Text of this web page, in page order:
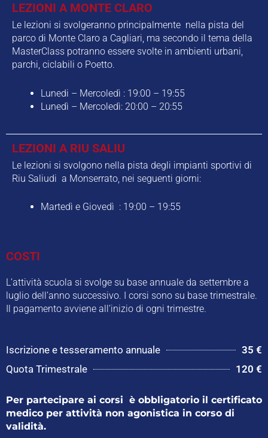
LEZIONI A MONTE CLARO
Le lezioni si svolgeranno principalmente nella pista del
parco di Monte Claro a Cagliari, ma secondo il tema della
MasterClass potranno essere svolte in ambienti urbani,
parchi, ciclabili o Poetto.
Lunedi – Mercoledì : 19:00 – 19:55
Lunedì – Mercoledì: 20:00 – 20:55
LEZIONI A RIU SALIU
Le lezioni si svolgono nella pista degli impianti sportivi di
Riu Saliudi a Monserrato, nei seguenti giorni:
Martedì e Giovedì : 19:00 – 19:55
COSTI
L’attività scuola si svolge su base annuale da settembre a
luglio dell’anno successivo. I corsi sono su base trimestrale.
Il pagamento avviene all’inizio di ogni trimestre.
Iscrizione e tesseramento annuale
35 €
Quota Trimestrale
120 €
Per partecipare ai corsi è obbligatorio il certificato
medico per attività non agonistica in corso di
validità.